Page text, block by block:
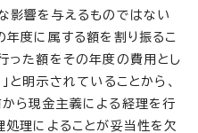
影響を与えるものではない
年度に属する額を割り振るこ
った額をその年度の費用とし
と明示されていることから、
ら現金主義による経理を行
処理によることが妥当性を欠